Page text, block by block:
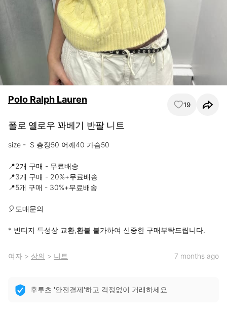
Polo Ralph Lauren 19
폴로 옐로우 꽈베기 반팔 니트
size -  S 총장50 어깨40 가슴50
📍2개 구매 - 무료배송
📍3개 구매 - 20%+무료배송
📍5개 구매 - 30%+무료배송
🎈도매문의
* 빈티지 특성상 교환,환불 불가하여 신중한 구매부탁드립니다.
여자 > 상의 > 니트 7 months ago
후루츠 '안전결제'하고 걱정없이 거래하세요